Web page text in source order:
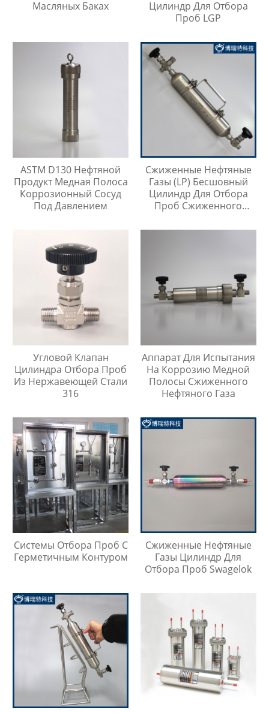
Масляных Баках
Цилиндр Для Отбора
Проб LGP
ASTM D130 Нефтяной
Продукт Медная Полоса
Коррозионный Сосуд
Под Давлением
Сжиженные Нефтяные
Газы (LP) Бесшовный
Цилиндр Для Отбора
Проб Сжиженного
Угловой Клапан
Цилиндра Отбора Проб
Из Нержавеющей Стали
316
Аппарат Для Испытания
На Коррозию Медной
Полосы Сжиженного
Нефтяного Газа
Системы Отбора Проб С
Герметичным Контуром
Сжиженные Нефтяные
Газы Цилиндр Для
Отбора Проб Swagelok